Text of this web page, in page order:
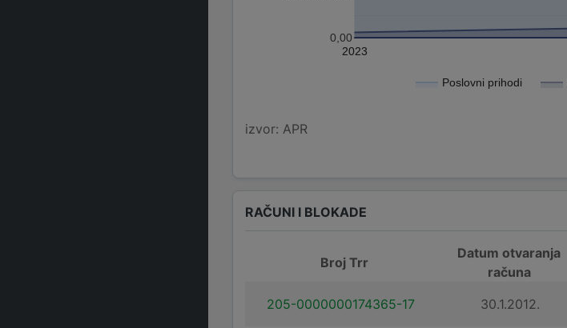
Poslovni prihodi
2023
0,00
izvor: APR
RAČUNI I BLOKADE
Broj Trr
Datum otvaranja
računa
205-0000000174365-17
30.1.2012.